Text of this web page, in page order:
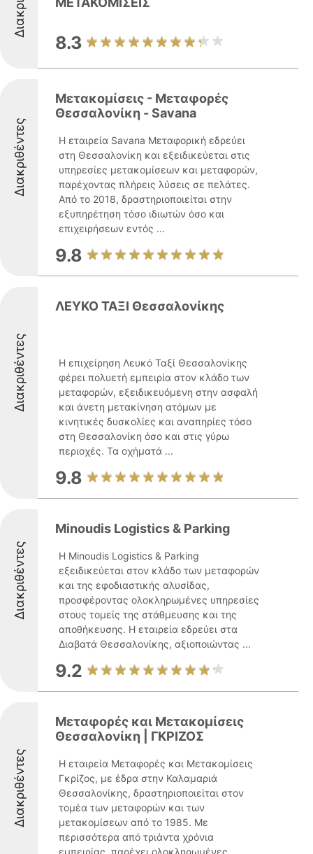
8.3
Διακριθέντες
Μετακομίσεις - Μεταφορές
Θεσσαλονίκη - Savana
Η εταιρεία Savana Μεταφορική εδρεύει
στη Θεσσαλονίκη και εξειδικεύεται στις
υπηρεσίες μετακομίσεων και μεταφορών,
παρέχοντας πλήρεις λύσεις σε πελάτες.
Από το 2018, δραστηριοποιείται στην
εξυπηρέτηση τόσο ιδιωτών όσο και
επιχειρήσεων εντός ...
9.8
Διακριθέντες
ΛΕΥΚΟ ΤΑΞΙ Θεσσαλονίκης
Η επιχείρηση Λευκό Ταξί Θεσσαλονίκης
φέρει πολυετή εμπειρία στον κλάδο των
μεταφορών, εξειδικευόμενη στην ασφαλή
και άνετη μετακίνηση ατόμων με
κινητικές δυσκολίες και αναπηρίες τόσο
στη Θεσσαλονίκη όσο και στις γύρω
περιοχές. Τα οχήματά ...
9.8
Διακριθέντες
Minoudis Logistics & Parking
Η Minoudis Logistics & Parking
εξειδικεύεται στον κλάδο των μεταφορών
και της εφοδιαστικής αλυσίδας,
προσφέροντας ολοκληρωμένες υπηρεσίες
στους τομείς της στάθμευσης και της
αποθήκευσης. Η εταιρεία εδρεύει στα
Διαβατά Θεσσαλονίκης, αξιοποιώντας ...
9.2
Διακριθέντες
Μεταφορές και Μετακομίσεις
Θεσσαλονίκη | ΓΚΡΙΖΟΣ
Η εταιρεία Μεταφορές και Μετακομίσεις
Γκρίζος, με έδρα στην Καλαμαριά
Θεσσαλονίκης, δραστηριοποιείται στον
τομέα των μεταφορών και των
μετακομίσεων από το 1985. Με
περισσότερα από τριάντα χρόνια
εμπειρίας, παρέχει ολοκληρωμένες